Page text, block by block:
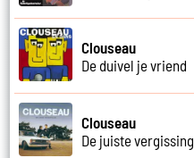
Clouseau
De duivel je vriend
Clouseau
De juiste vergissing